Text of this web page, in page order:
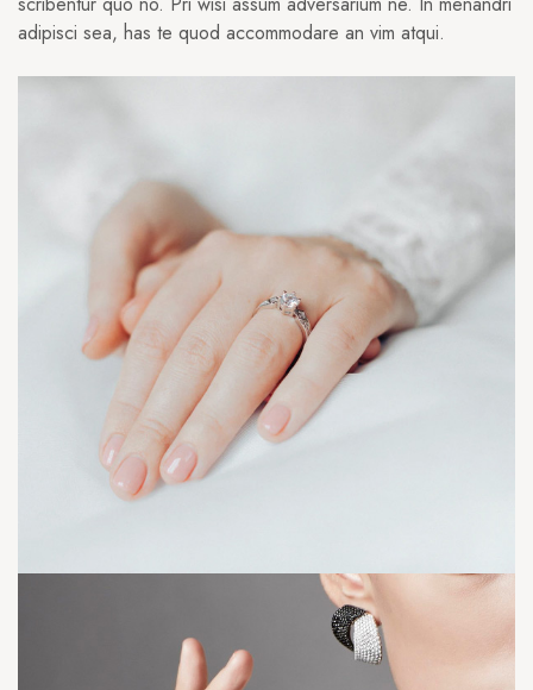
adipisci sea, has te quod accommodare an vim atqui.